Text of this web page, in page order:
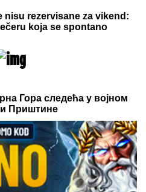
Biolog otkrio jutarnju
da topi masti - pravilo 30-